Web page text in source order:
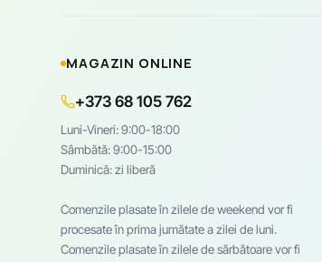
MAGAZIN ONLINE
+373 68 105 762
Luni-Vineri: 9:00-18:00
Sâmbătă: 9:00-15:00
Duminică: zi liberă
Comenzile plasate în zilele de weekend vor fi
procesate în prima jumătate a zilei de luni.
Comenzile plasate în zilele de sărbătoare vor fi